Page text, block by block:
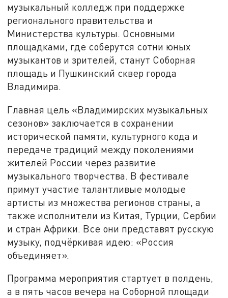
музыкальный колледж при поддержке
регионального правительства и
Министерства культуры. Основными
площадками, где соберутся сотни юных
музыкантов и зрителей, станут Соборная
площадь и Пушкинский сквер города
Владимира.
Главная цель «Владимирских музыкальных
сезонов» заключается в сохранении
исторической памяти, культурного кода и
передаче традиций между поколениями
жителей России через развитие
музыкального творчества. В фестивале
примут участие талантливые молодые
артисты из множества регионов страны, а
также исполнители из Китая, Турции, Сербии
и стран Африки. Все они представят русскую
музыку, подчёркивая идею: «Россия
объединяет».
Программа мероприятия стартует в полдень,
а в пять часов вечера на Соборной площади